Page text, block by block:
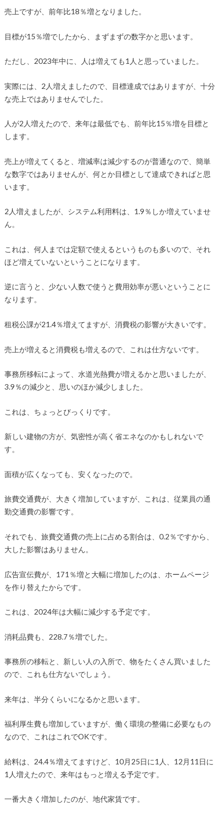
売上ですが、前年比18％増となりました。
目標が15％増でしたから、まずまずの数字かと思います。
ただし、2023年中に、人は増えても1人と思っていました。
実際には、2人増えましたので、目標達成ではありますが、十分
な売上ではありませんでした。
人が2人増えたので、来年は最低でも、前年比15％増を目標と
します。
売上が増えてくると、増減率は減少するのが普通なので、簡単
な数字ではありませんが、何とか目標として達成できればと思
います。
2人増えましたが、システム利用料は、1.9％しか増えていませ
ん。
これは、何人までは定額で使えるというものも多いので、それ
ほど増えていないということになります。
逆に言うと、少ない人数で使うと費用効率が悪いということに
なります。
租税公課が21.4％増えてますが、消費税の影響が大きいです。
売上が増えると消費税も増えるので、これは仕方ないです。
事務所移転によって、水道光熱費が増えるかと思いましたが、
3.9％の減少と、思いのほか減少しました。
これは、ちょっとびっくりです。
新しい建物の方が、気密性が高く省エネなのかもしれないで
す。
面積が広くなっても、安くなったので。
旅費交通費が、大きく増加していますが、これは、従業員の通
勤交通費の影響です。
それでも、旅費交通費の売上に占める割合は、0.2％ですから、
大した影響はありません。
広告宣伝費が、171％増と大幅に増加したのは、ホームページ
を作り替えたからです。
これは、2024年は大幅に減少する予定です。
消耗品費も、228.7％増でした。
事務所の移転と、新しい人の入所で、物をたくさん買いました
ので、これも仕方ないでしょう。
来年は、半分くらいになるかと思います。
福利厚生費も増加していますが、働く環境の整備に必要なもの
なので、これはこれでOKです。
給料は、24.4％増えてますけど、10月25日に1人、12月11日に
1人増えたので、来年はもっと増える予定です。
一番大きく増加したのが、地代家賃です。